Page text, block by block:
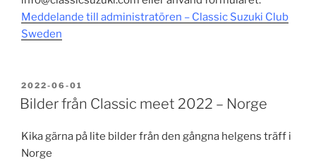
Meddelande till administratören – Classic Suzuki Club
Sweden
PUBLICERAT
2022-06-01
Bilder från Classic meet 2022 – Norge
Kika gärna på lite bilder från den gångna helgens träff i
Norge